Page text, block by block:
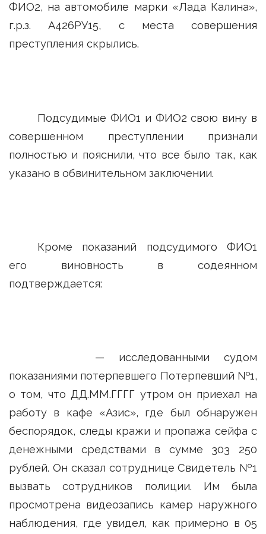
ФИО2, на автомобиле марки «Лада Калина»,
г.р.з. А426РУ15, с места совершения
преступления скрылись.
Подсудимые ФИО1 и ФИО2 свою вину в
совершенном преступлении признали
полностью и пояснили, что все было так, как
указано в обвинительном заключении.
Кроме показаний подсудимого ФИО1
его виновность в содеянном
подтверждается:
— исследованными судом
показаниями потерпевшего Потерпевший №1,
о том, что ДД.ММ.ГГГГ утром он приехал на
работу в кафе «Азис», где был обнаружен
беспорядок, следы кражи и пропажа сейфа с
денежными средствами в сумме 303 250
рублей. Он сказал сотруднице Свидетель №1
вызвать сотрудников полиции. Им была
просмотрена видеозапись камер наружного
наблюдения, где увидел, как примерно в 05